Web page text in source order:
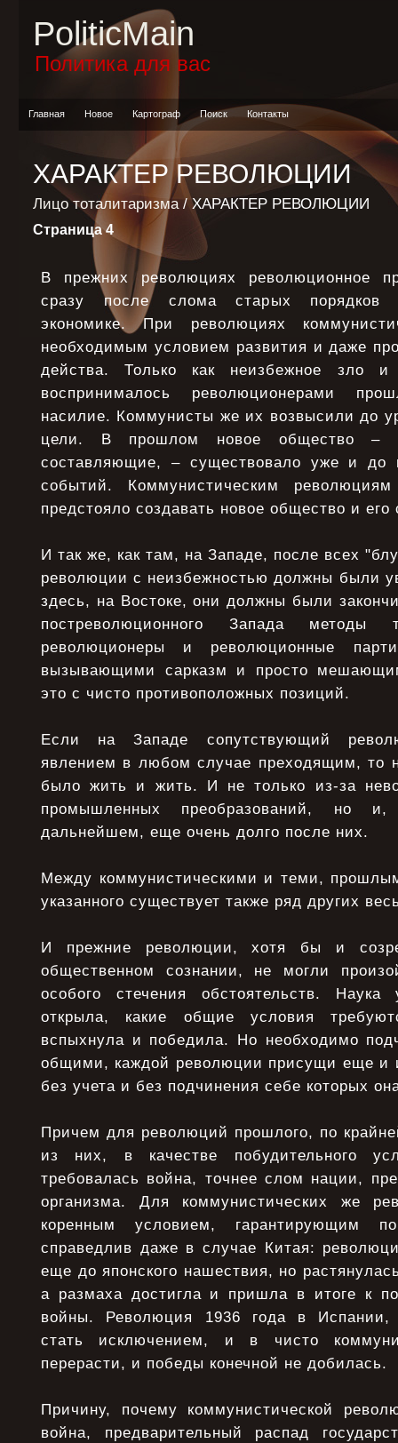
PoliticMain
Политика для вас
Главная Новое Картограф Поиск Контакты
ХАРАКТЕР РЕВОЛЮЦИИ
Лицо тоталитаризма/ ХАРАКТЕР РЕВОЛЮЦИИ
Страница 4
В прежних революциях революционное
сразу после слома старых порядков
экономике. При революциях
необходимым условием развития и даже
действа. Только как неизбежное зло
воспринималось революционерами
насилие. Коммунисты же их возвысили до
цели. В прошлом новое общество –
составляющие, – существовало уже и до
событий. Коммунистическим
предстояло создавать новое общество и
И так же, как там, на Западе, после всех
революции с неизбежностью должны были
здесь, на Востоке, они должны были
постреволюционного Запада
революционеры и революционные
вызывающими сарказм и просто
это с чисто противоположных позиций.
Если на Западе сопутствующий
явлением в любом случае преходящим, то
было жить и жить. И не только из-за
промышленных преобразований,
дальнейшем, еще очень долго после них.
Между коммунистическими и теми,
указанного существует также ряд других
И прежние революции, хотя бы и
общественном сознании, не могли
особого стечения обстоятельств.
открыла, какие общие условия
вспыхнула и победила. Но необходимо
общими, каждой революции присущи еще и
без учета и без подчинения себе которых
Причем для революций прошлого, по
из них, в качестве побудительного
требовалась война, точнее слом нации,
организма. Для коммунистических же
коренным условием, гарантирующим
справедлив даже в случае Китая:
еще до японского нашествия, но
а размаха достигла и пришла в итоге к
войны. Революция 1936 года в Испании,
стать исключением, и в чисто
перерасти, и победы конечной не добилась.
Причину, почему коммунистической
война, предварительный распад